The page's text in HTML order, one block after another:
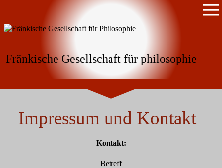
Fränkische Gesellschaft für philosophie
Impressum und Kontakt
Kontakt:
Betreff